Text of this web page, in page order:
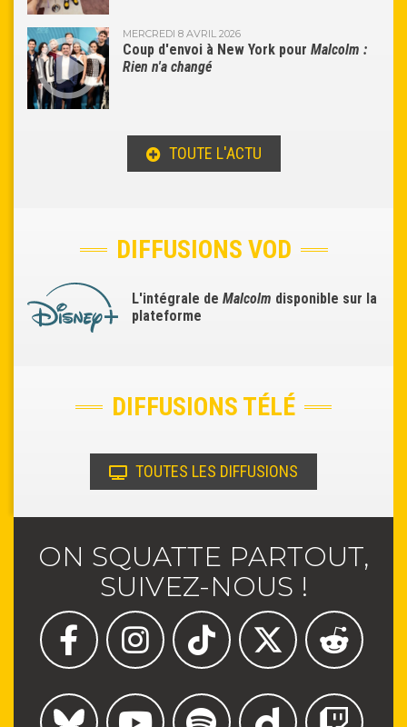
MERCREDI 8 AVRIL 2026
Coup d'envoi à New York pour Malcolm :
Rien n'a changé
TOUTE L'ACTU
DIFFUSIONS VOD
L'intégrale de Malcolm disponible sur la
plateforme
DIFFUSIONS TÉLÉ
TOUTES LES DIFFUSIONS
ON SQUATTE PARTOUT,
SUIVEZ-NOUS !